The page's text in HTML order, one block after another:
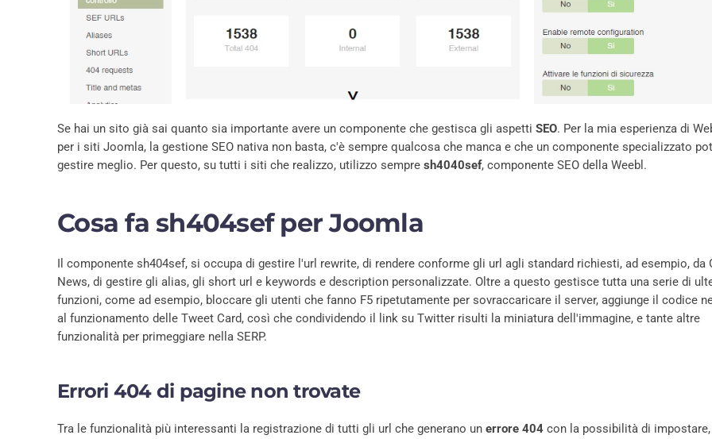
Se hai un sito già sai quanto sia importante avere un componente che gestisca gli aspetti SEO. Per la mia esperienza di
per i siti Joomla, la gestione SEO nativa non basta, c'è sempre qualcosa che manca e che un componente specializzato
gestire meglio. Per questo, su tutti i siti che realizzo, utilizzo sempre sh4040sef, componente SEO della Weebl.
Cosa fa sh404sef per Joomla
Il componente sh404sef, si occupa di gestire l'url rewrite, di rendere conforme gli url agli standard richiesti, ad esempio, da
News, di gestire gli alias, gli short url e keywords e description personalizzate. Oltre a questo gestisce tutta una serie di
funzioni, come ad esempio, bloccare gli utenti che fanno F5 ripetutamente per sovraccaricare il server, aggiunge il codice
al funzionamento delle Tweet Card, così che condividendo il link su Twitter risulti la miniatura dell'immagine, e tante altre
funzionalità per primeggiare nella SERP.
Errori 404 di pagine non trovate
Tra le funzionalità più interessanti la registrazione di tutti gli url che generano un errore 404 con la possibilità di impostare,